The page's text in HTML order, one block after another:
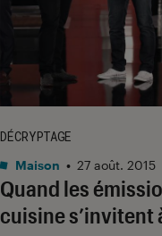
Quand les
cuisine s’invitent
DÉCRYPTAGE
Maison • 27 août. 2015